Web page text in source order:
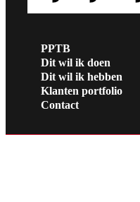
PPTB
Dit wil ik doen
Dit wil ik hebben
Klanten portfolio
Contact